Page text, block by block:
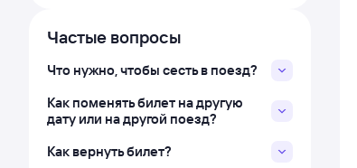
Частые вопросы
Что нужно, чтобы сесть в поезд?
Как поменять билет на другую
дату или на другой поезд?
Как вернуть билет?